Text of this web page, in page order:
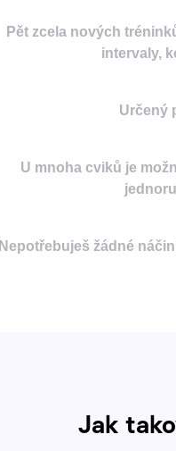
Pět zcela nových
intervaly,
Určený
U mnoha cviků je
Nepotřebuješ žádné
Jak